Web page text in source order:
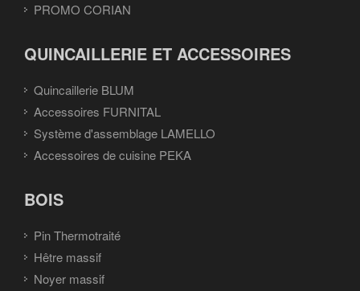
PROMO CORIAN
QUINCAILLERIE ET ACCESSOIRES
Quincaillerie BLUM
Accessoires FURNITAL
Système d'assemblage LAMELLO
Accessoires de cuisine PEKA
BOIS
Pin Thermotraité
Hêtre massif
Noyer massif